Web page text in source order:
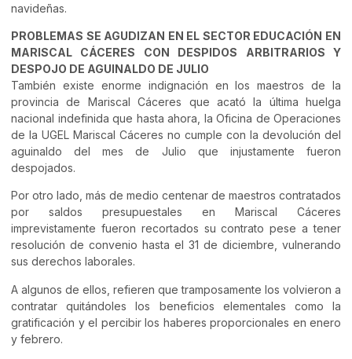
navideñas.
PROBLEMAS SE AGUDIZAN EN EL SECTOR EDUCACIÓN EN
MARISCAL CÁCERES CON DESPIDOS ARBITRARIOS Y
DESPOJO DE AGUINALDO DE JULIO
También existe enorme indignación en los maestros de la
provincia de Mariscal Cáceres que acató la última huelga
nacional indefinida que hasta ahora, la Oficina de Operaciones
de la UGEL Mariscal Cáceres no cumple con la devolución del
aguinaldo del mes de Julio que injustamente fueron
despojados.
Por otro lado, más de medio centenar de maestros contratados
por saldos presupuestales en Mariscal Cáceres
imprevistamente fueron recortados su contrato pese a tener
resolución de convenio hasta el 31 de diciembre, vulnerando
sus derechos laborales.
A algunos de ellos, refieren que tramposamente los volvieron a
contratar quitándoles los beneficios elementales como la
gratificación y el percibir los haberes proporcionales en enero
y febrero.